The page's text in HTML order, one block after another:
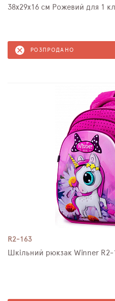
38х29х16 см Рожевий для 1
РОЗПРОДАНО
R2-163
Шкільний рюкзак Winner